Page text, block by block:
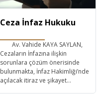
Ceza İnfaz Hukuku
Av. Vahide KAYA SAYLAN,
Cezaların İnfazına ilişkin
sorunlara çözüm önerisinde
bulunmakta, İnfaz Hakimliği’nde
açılacak itiraz ve şikayet